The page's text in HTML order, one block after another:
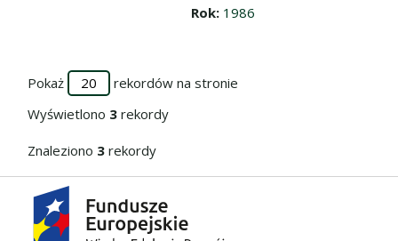
Rok: 1986
Pokaż
rekordów na stronie
Wyświetlono 3 rekordy
Znaleziono 3 rekordy